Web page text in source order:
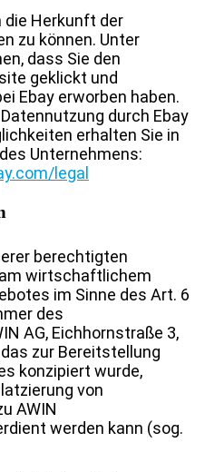
die Herkunft der
zu können. Unter
dass Sie den
geklickt und
Ebay erworben haben.
durch Ebay
erhalten Sie in
Unternehmens:
legal
berechtigten
wirtschaftlichem
im Sinne des Art. 6
des
AG, Eichhornstraße 3,
zur Bereitstellung
konzipiert wurde,
von
AWIN
werden kann (sog.